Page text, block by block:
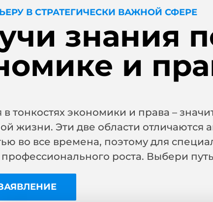
В СТРАТЕГИЧЕСКИ ВАЖНОЙ СФЕРЕ
знания
и
в тонкостях экономики и права –
жизни. Эти две области отличаются
во все времена, поэтому для
роста. Выбери